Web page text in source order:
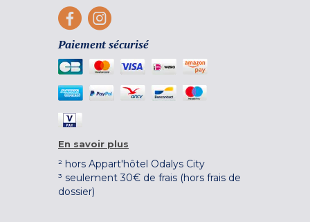
Paiement sécurisé
En savoir plus
² hors Appart'hôtel Odalys City
³ seulement 30€ de frais (hors frais de
dossier)